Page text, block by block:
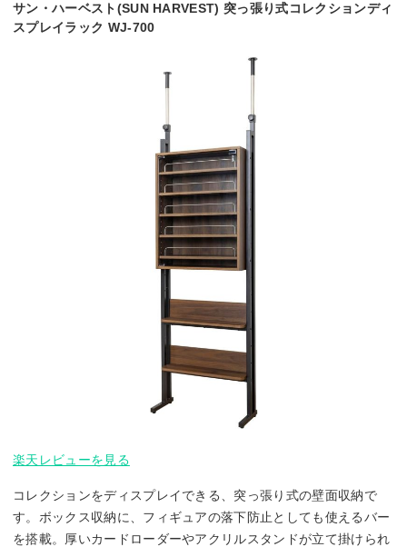
サン・ハーベスト(SUN HARVEST) 突っ張り式コレクションディ
スプレイラック WJ-700
楽天レビューを見る
コレクションをディスプレイできる、突っ張り式の壁面収納で
す。ボックス収納に、フィギュアの落下防止としても使えるバー
を搭載。厚いカードローダーやアクリルスタンドが立て掛けられ